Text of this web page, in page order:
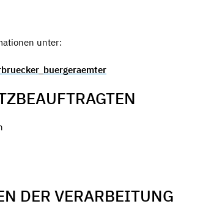
unter:
DER VERARBEITUNG